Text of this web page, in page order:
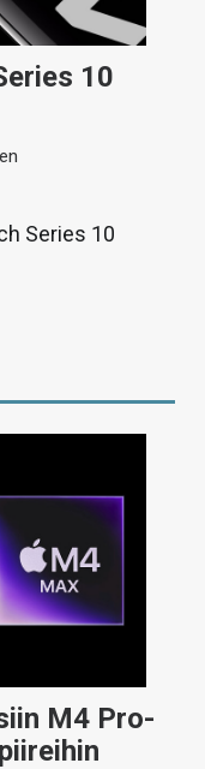
10
Series 10
M4 Pro-